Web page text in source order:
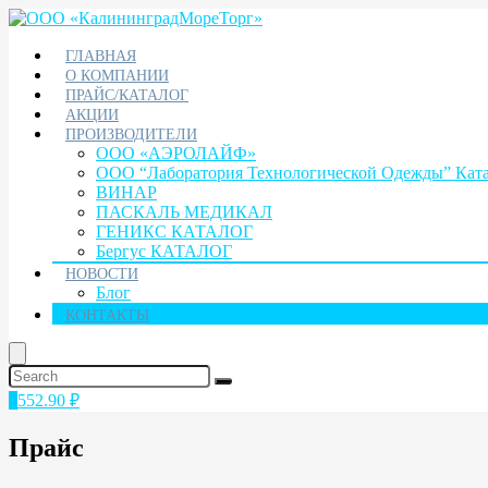
ГЛАВНАЯ
О КОМПАНИИ
ПРАЙС/КАТАЛОГ
АКЦИИ
ПРОИЗВОДИТЕЛИ
ООО «АЭРОЛАЙФ»
ООО “Лаборатория Технологической Одежды”
ВИНАР
ПАСКАЛЬ МЕДИКАЛ
ГЕНИКС КАТАЛОГ
Бергус КАТАЛОГ
НОВОСТИ
Блог
КОНТАКТЫ
552.90 ₽
Прайс